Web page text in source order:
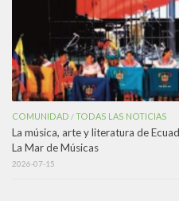
COMUNIDAD /TODAS LAS NOTICIAS
La música, arte y literatura de
La Mar de Músicas
2026-07-15